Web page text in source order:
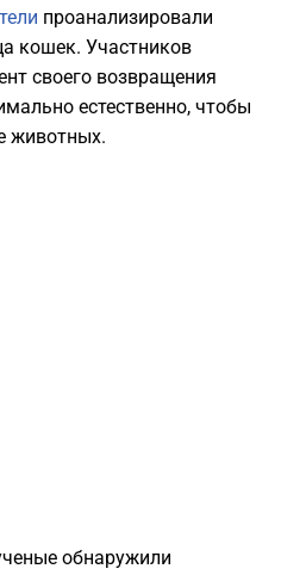
проанализировали
кошек. Участников
своего возвращения
естественно, чтобы
животных.
обнаружили